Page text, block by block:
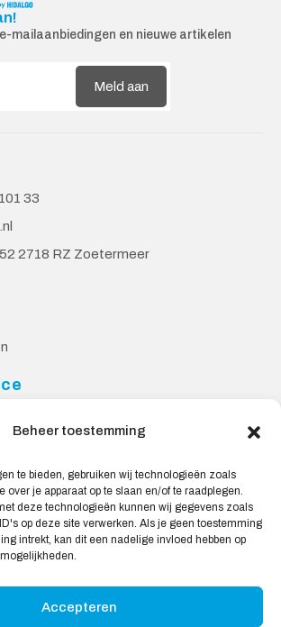
Beheer toestemming
te bieden, gebruiken wij technologieën zoals
over je apparaat op te slaan en/of te raadplegen.
deze technologieën kunnen wij gegevens zoals
op deze site verwerken. Als je geen toestemming
intrekt, kan dit een nadelige invloed hebben op
Accepteren
mailaanbiedingen en nieuwe artikelen
Meld aan
33
2718 RZ Zoetermeer